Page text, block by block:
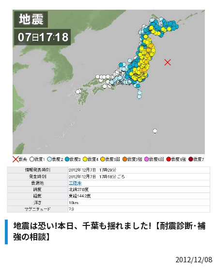
地震は恐い!本日、千葉も揺れました!【耐震診断･補
強の相談】
2012/12/08